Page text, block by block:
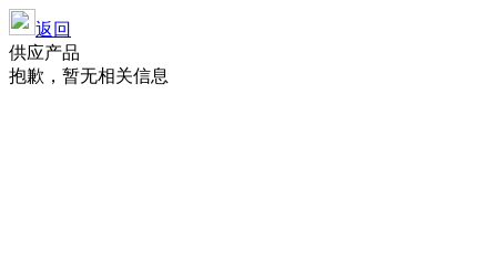
返回
供应产品
抱歉，暂无相关信息